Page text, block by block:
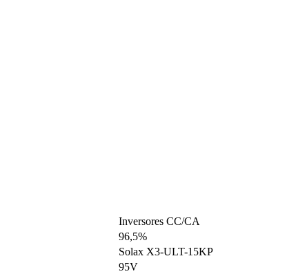
Inversores CC/CA
96,5%
Solax X3-ULT-15KP
95V